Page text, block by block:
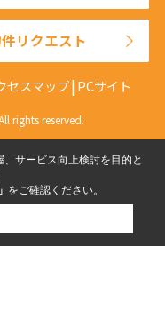
リクエスト
セスマップ PCサイト
rights reserved.
サービス向上検討を目的と
をご確認ください。